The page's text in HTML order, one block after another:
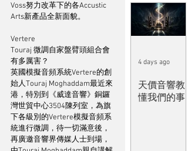
Voss努力改革下的各Accustic
Arts新產品全新面貌。
Vertere
Touraj 微調自家盤臂頭組合會
有多厲害？
英國模擬音頻系統Vertere的創
始人Touraj Moghaddam最近來
港，特別到《威達音響》銅鑼
灣世貿中心3504陳列室，為旗
下各級別的Vertere模擬音頻系
統進行微調，待一切滿意後，
再廣邀音響界傳媒人士到場，
天價音響教
懂我們的事
4 days ago